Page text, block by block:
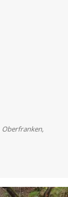
Oberfranken,